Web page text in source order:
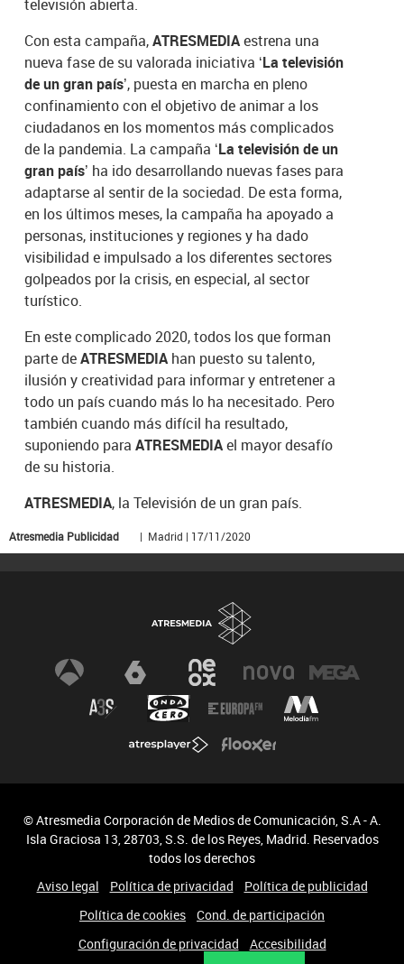
televisión abierta.
Con esta campaña,ATRESMEDIAestrena una
nueva fase de su valorada iniciativa ‘La televisión
de un gran país’, puesta en marcha en pleno
confinamiento con el objetivo de animar a los
ciudadanos en los momentos más complicados
de la pandemia. La campaña ‘La televisión de un
gran país’ ha ido desarrollando nuevas fases para
adaptarse al sentir de la sociedad. De esta forma,
en los últimos meses, la campaña ha apoyado a
personas, instituciones y regiones y ha dado
visibilidad e impulsado a los diferentes sectores
golpeados por la crisis, en especial, al sector
turístico.
En este complicado 2020, todos los que forman
parte deATRESMEDIA han puesto su talento,
ilusión y creatividad para informar y entretener a
todo un país cuando más lo ha necesitado. Pero
también cuando más difícil ha resultado,
suponiendo paraATRESMEDIAel mayor desafío
de su historia.
ATRESMEDIA, la Televisión de un gran país.
Atresmedia Publicidad | Madrid | 17/11/2020
© Atresmedia Corporación de Medios de Comunicación, S.A - A.
Isla Graciosa 13, 28703, S.S. de los Reyes, Madrid. Reservados
todos los derechos
Aviso legal
Política de privacidad
Política de publicidad
Política de cookies
Cond. de participación
Configuración de privacidad
Accesibilidad